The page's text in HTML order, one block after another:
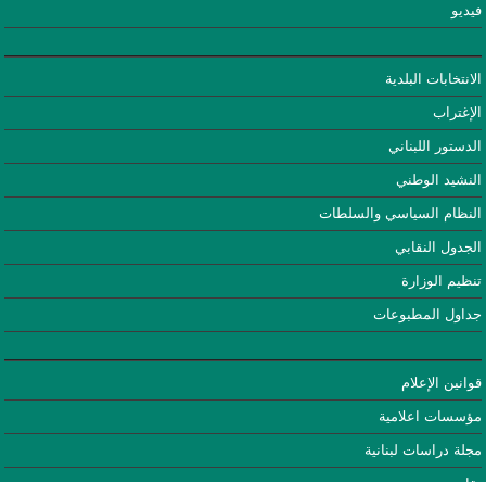
فيديو
الانتخابات البلدية
الإغتراب
الدستور اللبناني
النشيد الوطني
النظام السياسي والسلطات
الجدول النقابي
تنظيم الوزارة
جداول المطبوعات
قوانين الإعلام
مؤسسات اعلامية
مجلة دراسات لبنانية